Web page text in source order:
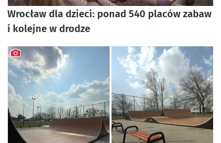
Wrocław dla dzieci: ponad 540 placów zabaw
i kolejne w drodze
artykuł z galerią zdjęć